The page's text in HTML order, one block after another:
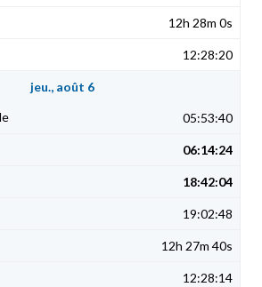
12h 28m 0s
12:28:20
jeu., août 6
05:53:40
06:14:24
18:42:04
19:02:48
12h 27m 40s
12:28:14